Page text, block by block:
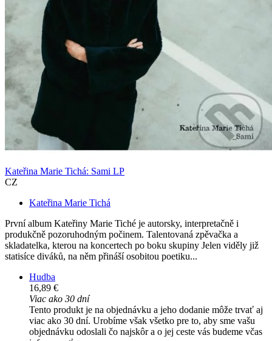
Kateřina Marie Tichá: Sami LP
CZ
Kateřina Marie Tichá
První album Kateřiny Marie Tiché je autorsky, interpretačně i
produkčně pozoruhodným počinem. Talentovaná zpěvačka a
skladatelka, kterou na koncertech po boku skupiny Jelen viděly již
statisíce diváků, na něm přináší osobitou poetiku...
Hudba
16,89 €
Viac ako 30 dní
Tento produkt je na objednávku a jeho dodanie môže trvať aj
viac ako 30 dní. Urobíme však všetko pre to, aby sme vašu
objednávku odoslali čo najskôr a o jej ceste vás budeme včas